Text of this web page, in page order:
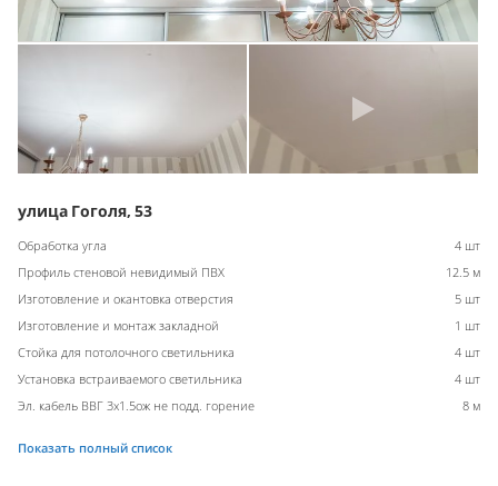
улица Гоголя, 53
Обработка угла
4 шт
Профиль стеновой невидимый ПВХ
12.5 м
Изготовление и окантовка отверстия
5 шт
Изготовление и монтаж закладной
1 шт
Стойка для потолочного светильника
4 шт
Установка встраиваемого светильника
4 шт
Эл. кабель ВВГ 3х1.5ож не подд. горение
8 м
Показать полный список